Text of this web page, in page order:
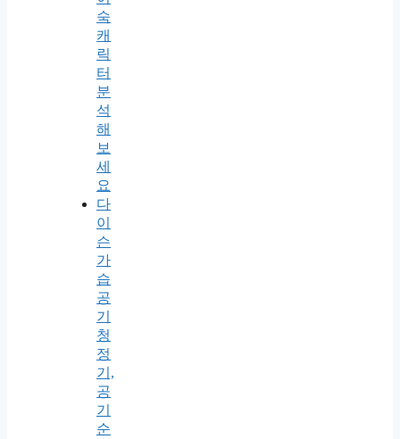
숙
캐
릭
터
분
석
해
보
세
요
다
이
슨
가
습
공
기
청
정
기,
공
기
순